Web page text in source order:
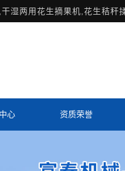
,干湿两用花生摘果机,花生秸秆
心 资质荣誉